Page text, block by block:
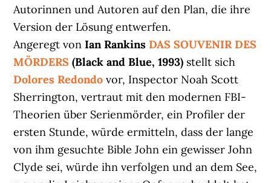
Autorinnen und Autoren auf den Plan, die ihre
Version der Lösung entwerfen.
Angeregt vonIan Rankins DAS SOUVENIR DES
MÖRDERS (Black and Blue, 1993) stellt sich
Dolores Redondo vor, Inspector Noah Scott
Sherrington, vertraut mit den modernen FBI-
Theorien über Serienmörder, ein Profiler der
ersten Stunde, würde ermitteln, dass der lange
von ihm gesuchte Bible John ein gewisser John
Clyde sei, würde ihn verfolgen und an dem See,